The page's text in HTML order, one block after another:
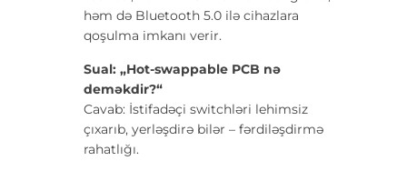
həm də Bluetooth 5.0 ilə cihazlara
qoşulma imkanı verir.
Sual: „Hot-swappable PCB nə
deməkdir?“
Cavab: İstifadəçi switchləri lehimsiz
çıxarıb, yerləşdirə bilər – fərdiləşdirmə
rahatlığı.